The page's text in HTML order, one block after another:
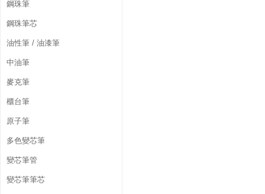
鋼珠筆
鋼珠筆芯
油性筆 / 油漆筆
中油筆
麥克筆
櫃台筆
原子筆
多色變芯筆
變芯筆管
變芯筆筆芯